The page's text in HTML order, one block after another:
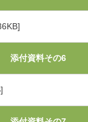
添付資料その6